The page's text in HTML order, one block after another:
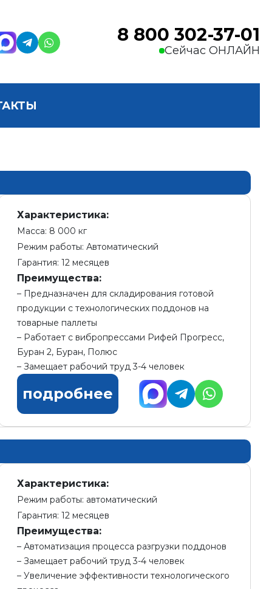
8 800 302-37-01
Сейчас ОНЛАЙН
Характеристика:
Масса: 8 000 кг
Режим работы: Автоматический
Гарантия: 12 месяцев
Преимущества:
Предназначен для складирования готовой
продукции с технологических поддонов на
товарные паллеты
Работает с вибропрессами Рифей Прогресс,
Буран 2, Буран, Полюс
Замещает рабочий труд 3-4 человек
подробнее
Характеристика:
Режим работы: автоматический
Гарантия: 12 месяцев
Преимущества:
Автоматизация процесса разгрузки поддонов
Замещает рабочий труд 3-4 человек
Увеличение эффективности технологического